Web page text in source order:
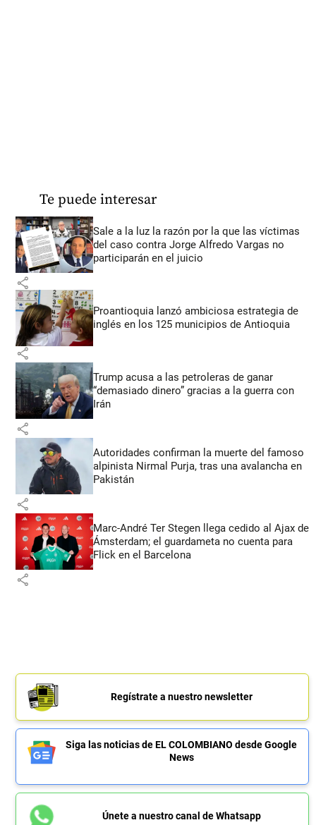
Te puede interesar
Sale a la luz la razón por la que las víctimas
del caso contra Jorge Alfredo Vargas no
participarán en el juicio
share
Proantioquia lanzó ambiciosa estrategia de
inglés en los 125 municipios de Antioquia
share
Trump acusa a las petroleras de ganar
“demasiado dinero” gracias a la guerra con
Irán
share
Autoridades confirman la muerte del famoso
alpinista Nirmal Purja, tras una avalancha en
Pakistán
share
Marc-André Ter Stegen llega cedido al Ajax de
Ámsterdam; el guardameta no cuenta para
Flick en el Barcelona
share
Regístrate a nuestro newsletter
Siga las noticias de EL COLOMBIANO desde Google
News
Únete a nuestro canal de Whatsapp